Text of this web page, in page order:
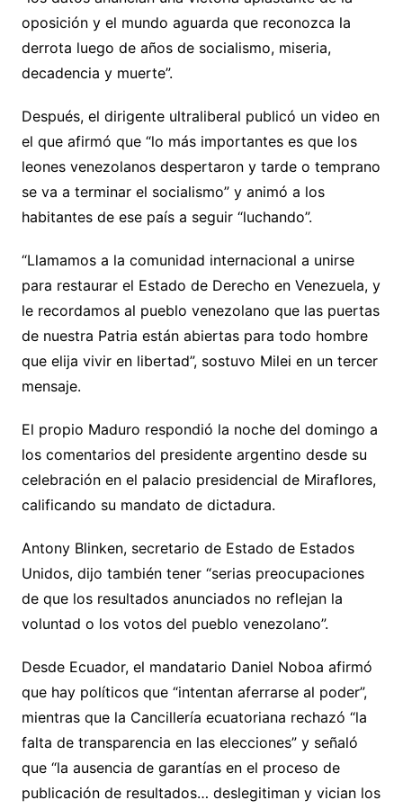
oposición y el mundo aguarda que reconozca la
derrota luego de años de socialismo, miseria,
decadencia y muerte”.
Después, el dirigente ultraliberal publicó un video en
el que afirmó que “lo más importantes es que los
leones venezolanos despertaron y tarde o temprano
se va a terminar el socialismo” y animó a los
habitantes de ese país a seguir “luchando”.
“Llamamos a la comunidad internacional a unirse
para restaurar el Estado de Derecho en Venezuela, y
le recordamos al pueblo venezolano que las puertas
de nuestra Patria están abiertas para todo hombre
que elija vivir en libertad”, sostuvo Milei en un tercer
mensaje.
El propio Maduro respondió la noche del domingo a
los comentarios del presidente argentino desde su
celebración en el palacio presidencial de Miraflores,
calificando su mandato de dictadura.
Antony Blinken, secretario de Estado de Estados
Unidos, dijo también tener “serias preocupaciones
de que los resultados anunciados no reflejan la
voluntad o los votos del pueblo venezolano”.
Desde Ecuador, el mandatario Daniel Noboa afirmó
que hay políticos que “intentan aferrarse al poder”,
mientras que la Cancillería ecuatoriana rechazó “la
falta de transparencia en las elecciones” y señaló
que “la ausencia de garantías en el proceso de
publicación de resultados… deslegitiman y vician los